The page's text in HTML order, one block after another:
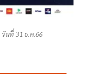
วันที่ 31 ธ.ค.66